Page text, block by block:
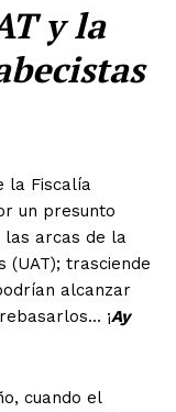
y la
la Fiscalía
un presunto
las arcas de la
(UAT); trasciende
alcanzar
¡Ay
cuando el